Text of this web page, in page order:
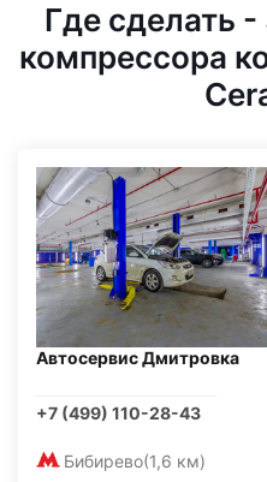
Где сделать
компрессора
Автосервис Дмитровка
+7 (499) 110-28-43
Бибирево(1,6 км)